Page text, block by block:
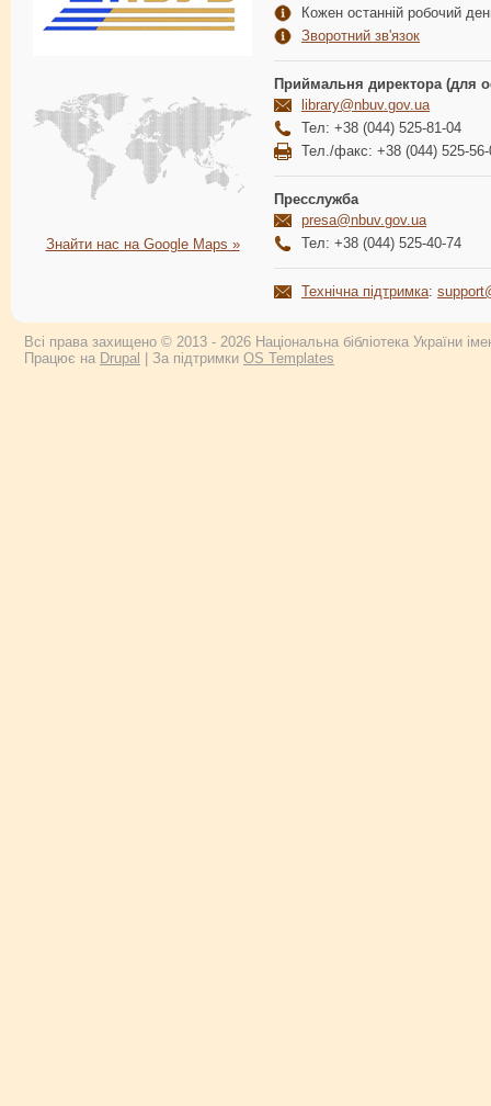
Знайти нас на Google Maps »
Кожен останній робочий
Зворотний зв'язок
Приймальня директора (для
library@nbuv.gov.ua
Тел: +38 (044) 525-81-04
Тел./факс: +38 (044) 525-56-
Пресслужба
presa@nbuv.gov.ua
Тел: +38 (044) 525-40-74
Технічна підтримка:
Всі права захищено © 2013 - 2026 Національна бібліотека України
Працює на Drupal | За підтримки OS Templates